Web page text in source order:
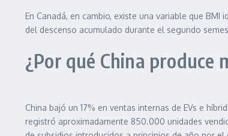
En Canadá, en cambio, existe una variable que
del descenso acumulado durante el segundo
¿Por qué China produce
China bajó un 17% en ventas internas de EVs e
registró aproximadamente 850.000 unidades